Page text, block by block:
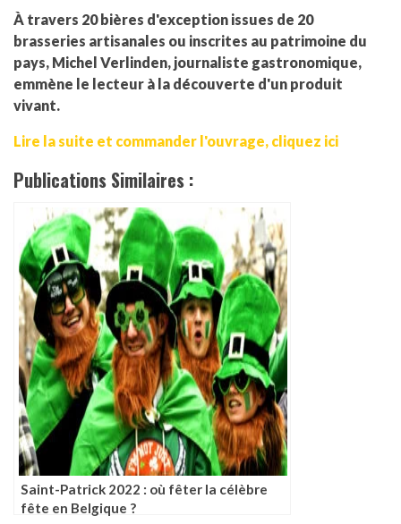
À travers 20 bières d'exception issues de 20
brasseries artisanales ou inscrites au patrimoine du
pays, Michel Verlinden, journaliste gastronomique,
emmène le lecteur à la découverte d'un produit
vivant.
Lire la suite et commander l'ouvrage, cliquez ici
Publications Similaires :
Saint-Patrick 2022 : où fêter la célèbre
fête en Belgique ?